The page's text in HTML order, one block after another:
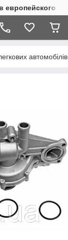
европейского
автомобілів